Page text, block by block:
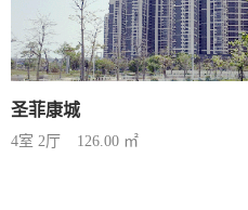
圣菲康城
4室 2厅 126.00 ㎡